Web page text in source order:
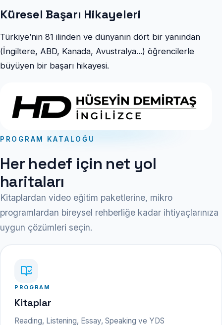
Küresel Başarı Hikayeleri
Türkiye’nin 81 ilinden ve dünyanın dört bir yanından
(İngiltere, ABD, Kanada, Avustralya...) öğrencilerle
büyüyen bir başarı hikayesi.
PROGRAM KATALOĞU
Her hedef için net yol
haritaları
Kitaplardan video eğitim paketlerine, mikro
programlardan bireysel rehberliğe kadar ihtiyaçlarınıza
uygun çözümleri seçin.
PROGRAM
Kitaplar
Reading, Listening, Essay, Speaking ve YDS